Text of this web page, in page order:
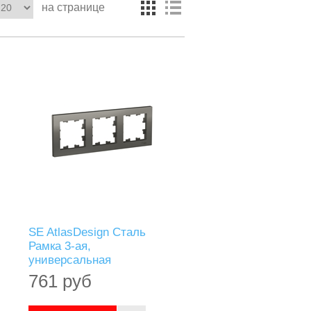
на странице
SE AtlasDesign Сталь
Рамка 3-ая,
универсальная
761 руб